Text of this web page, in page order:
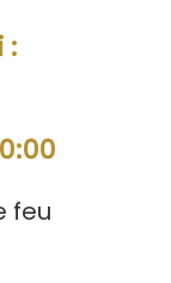
:
feu